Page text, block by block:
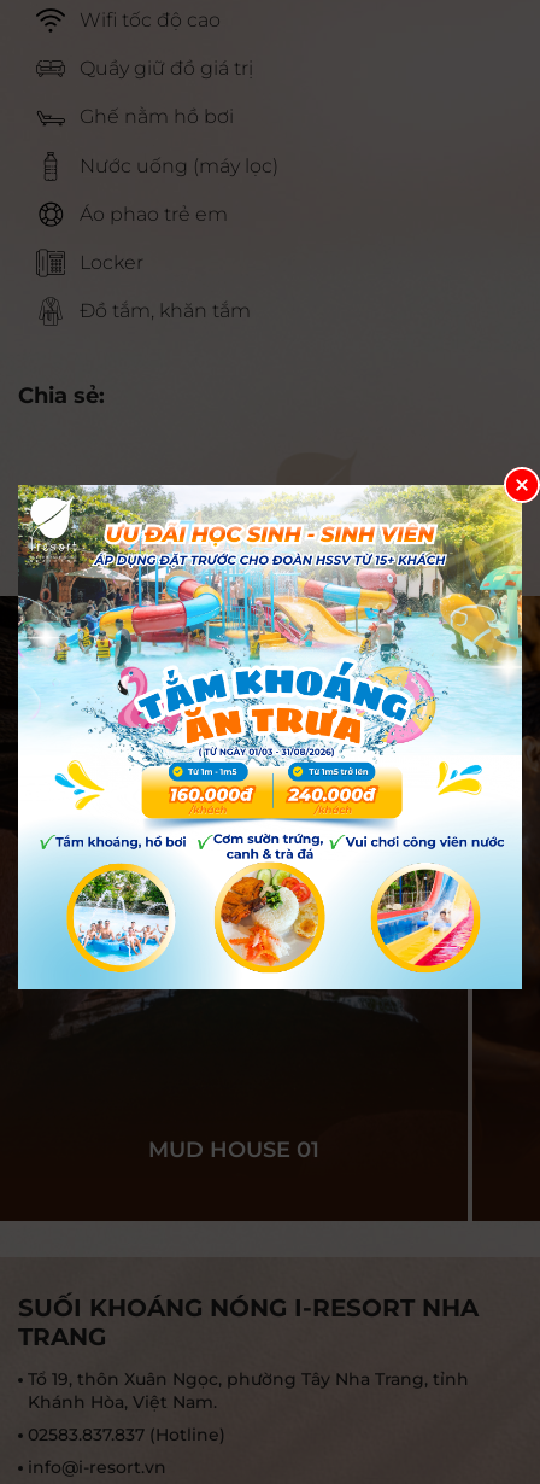
Wifi tốc độ cao
Quầy giữ đồ giá trị
Ghế nằm hồ bơi
Nước uống (máy lọc)
Áo phao trẻ em
Locker
Đồ tắm, khăn tắm
Chia sẻ:
Có thể bạn thích
Dịch vụ khác
MUD HOUSE 01
SUỐI KHOÁNG NÓNG I-RESORT NHA
TRANG
Tổ 19, thôn Xuân Ngọc, phường Tây Nha Trang, tỉnh
Khánh Hòa, Việt Nam.
02583.837.837 (Hotline)
info@i-resort.vn